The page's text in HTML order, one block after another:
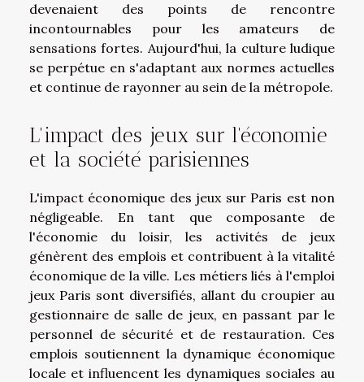
devenaient des points de rencontre
incontournables pour les amateurs de
sensations fortes. Aujourd'hui, la culture ludique
se perpétue en s'adaptant aux normes actuelles
et continue de rayonner au sein de la métropole.
L'impact des jeux sur l'économie
et la société parisiennes
L'impact économique des jeux sur Paris est non
négligeable. En tant que composante de
l'économie du loisir, les activités de jeux
génèrent des emplois et contribuent à la vitalité
économique de la ville. Les métiers liés à l'emploi
jeux Paris sont diversifiés, allant du croupier au
gestionnaire de salle de jeux, en passant par le
personnel de sécurité et de restauration. Ces
emplois soutiennent la dynamique économique
locale et influencent les dynamiques sociales au